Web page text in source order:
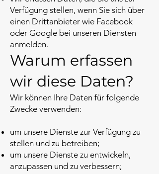
Verfügung stellen, wenn Sie sich über
einen Drittanbieter wie Facebook
oder Google bei unseren Diensten
anmelden.
Warum erfassen
wir diese Daten?
Wir können Ihre Daten für folgende
Zwecke verwenden:
um unsere Dienste zur Verfügung zu
stellen und zu betreiben;
um unsere Dienste zu entwickeln,
anzupassen und zu verbessern;